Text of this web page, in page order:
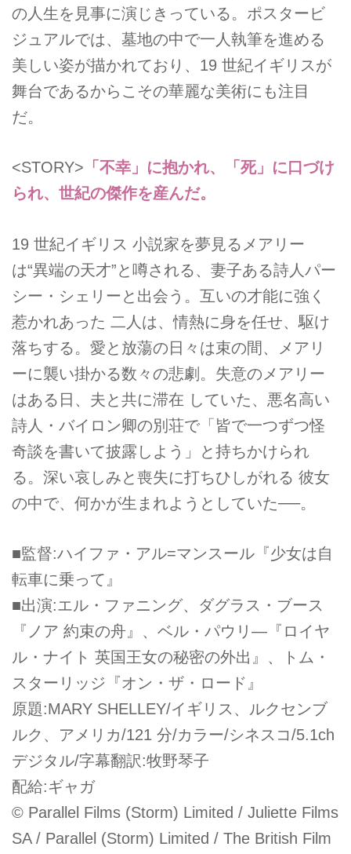
の人生を見事に演じきっている。ポスタービ
ジュアルでは、墓地の中で一人執筆を進める
美しい姿が描かれており、19 世紀イギリスが
舞台であるからこその華麗な美術にも注目
だ。
<STORY> 「不幸」に抱かれ、「死」に口づけ
られ、世紀の傑作を産んだ。
19 世紀イギリス 小説家を夢見るメアリー
は“異端の天才”と噂される、妻子ある詩人パー
シー・シェリーと出会う。互いの才能に強く
惹かれあった 二人は、情熱に身を任せ、駆け
落ちする。愛と放蕩の日々は束の間、メアリ
ーに襲い掛かる数々の悲劇。失意のメアリー
はある日、夫と共に滞在 していた、悪名高い
詩人・バイロン卿の別荘で「皆で一つずつ怪
奇談を書いて披露しよう」と持ちかけられ
る。深い哀しみと喪失に打ちひしがれる 彼女
の中で、何かが生まれようとしていた──。
■監督:ハイファ・アル=マンスール『少女は自
転車に乗って』
■出演:エル・ファニング、ダグラス・ブース
『ノア 約束の舟』、ベル・パウリ―『ロイヤ
ル・ナイト 英国王女の秘密の外出』、トム・
スターリッジ『オン・ザ・ロード』
原題:MARY SHELLEY/イギリス、ルクセンブ
ルク、アメリカ/121 分/カラー/シネスコ/5.1ch
デジタル/字幕翻訳:牧野琴子
配給:ギャガ
© Parallel Films (Storm) Limited / Juliette Films
SA / Parallel (Storm) Limited / The British Film